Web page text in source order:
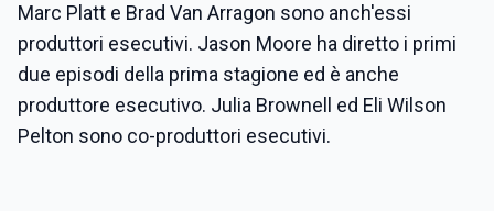
Marc Platt e Brad Van Arragon sono anch'essi
produttori esecutivi. Jason Moore ha diretto i primi
due episodi della prima stagione ed è anche
produttore esecutivo. Julia Brownell ed Eli Wilson
Pelton sono co-produttori esecutivi.